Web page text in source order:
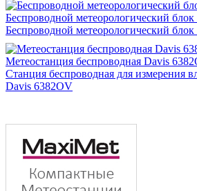
Беспроводной метеорологический
Беспроводной метеорологический
Метеостанция беспроводная Davis
Станция беспроводная для измерения
Davis 6382OV